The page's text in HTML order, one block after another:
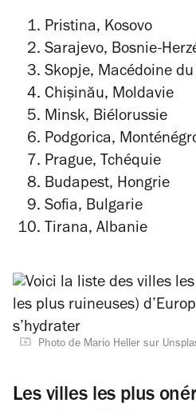
Pristina, Kosovo
Sarajevo, Bosnie-
Skopje, Macédoine
Chișinău, Moldavie
Minsk, Biélorussie
Podgorica,
Prague, Tchéquie
Budapest, Hongrie
Sofia, Bulgarie
Tirana, Albanie
Photo de Mario Heller sur
Les villes les plus